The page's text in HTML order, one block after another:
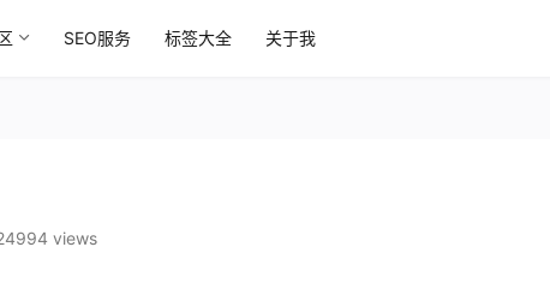
SEO服务 标签大全 关于我
views